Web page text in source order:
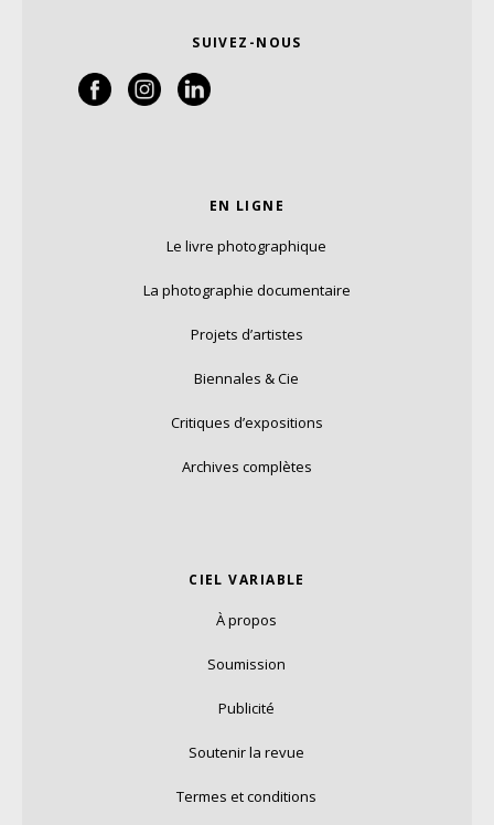
SUIVEZ-NOUS
EN LIGNE
Le livre photographique
La photographie documentaire
Projets d’artistes
Biennales & Cie
Critiques d’expositions
Archives complètes
CIEL VARIABLE
À propos
Soumission
Publicité
Soutenir la revue
Termes et conditions